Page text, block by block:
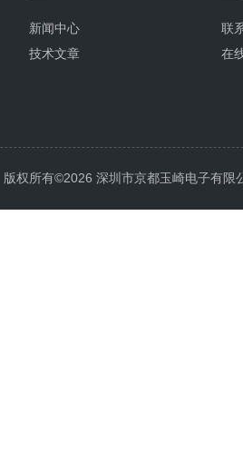
新闻中心
技术文章
联
在
版权所有©2026 深圳市京都玉崎电子有